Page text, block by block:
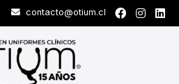
contacto@otium.cl